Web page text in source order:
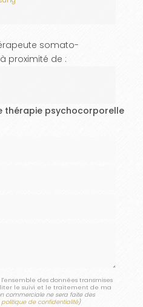
somato-
proximité de :
thérapie psychocorporelle
des données transmises
le suivi et le traitement de ma
commerciale ne sera faite des
politique de confidentialité)